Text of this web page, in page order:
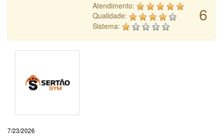
6
Atendimento:
Qualidade:
Sistema:
7/23/2026